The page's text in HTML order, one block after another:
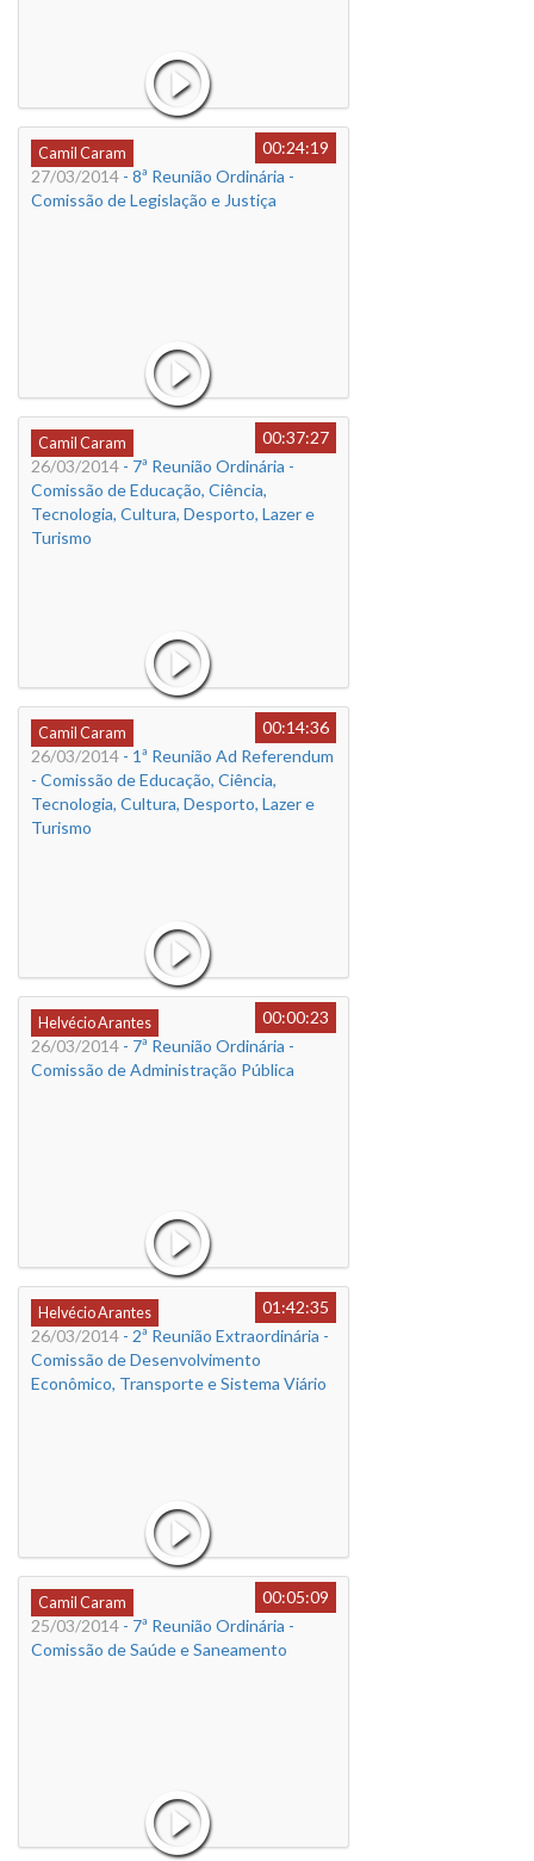
Camil Caram
00:24:19
27/03/2014 - 8ª Reunião Ordinária -
Comissão de Legislação e Justiça
Camil Caram
00:37:27
26/03/2014 - 7ª Reunião Ordinária -
Comissão de Educação, Ciência,
Tecnologia, Cultura, Desporto, Lazer e
Turismo
Camil Caram
00:14:36
26/03/2014 - 1ª Reunião Ad Referendum
- Comissão de Educação, Ciência,
Tecnologia, Cultura, Desporto, Lazer e
Turismo
Helvécio Arantes
00:00:23
26/03/2014 - 7ª Reunião Ordinária -
Comissão de Administração Pública
Helvécio Arantes
01:42:35
26/03/2014 - 2ª Reunião Extraordinária -
Comissão de Desenvolvimento
Econômico, Transporte e Sistema Viário
Camil Caram
00:05:09
25/03/2014 - 7ª Reunião Ordinária -
Comissão de Saúde e Saneamento